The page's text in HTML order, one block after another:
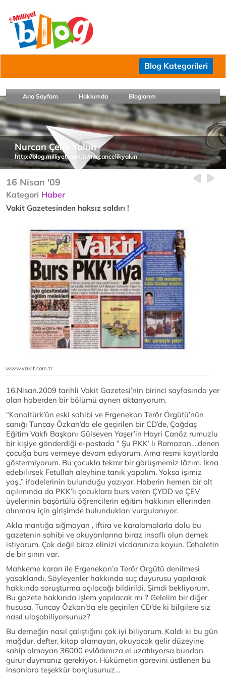
Blog Kategorileri
Ana Sayfam Hakkımda Bloglarım
Nurcan Çelik Yalun
http://blog.milliyet.com.tr/nurcancelikyalun
16 Nisan '09
Kategori Haber
Vakit Gazetesinden haksız saldırı !
www.vakit.com.tr
16.Nisan.2009 tarihli Vakit Gazetesi’nin birinci sayfasında yer
alan haberden bir bölümü aynen aktarıyorum.
“Kanaltürk’ün eski sahibi ve Ergenekon Terör Örgütü’nün
sanığı Tuncay Özkan’da ele geçirilen bir CD’de, Çağdaş
Eğitim Vakfı Başkanı Gülseven Yaşer’in Hayri Canöz rumuzlu
bir kişiye gönderdiği e-postada “ Şu PKK’ lı Ramazan….denen
çocuğa burs vermeye devam ediyorum. Ama resmi kayıtlarda
göstermiyorum. Bu çocukla tekrar bir görüşmemiz lâzım. İkna
edebilirsek Fetullah aleyhine tanık yapalım. Yoksa işimiz
yaş..” ifadelerinin bulunduğu yazıyor. Haberin hemen bir alt
açılımında da PKK’lı çocuklara burs veren ÇYDD ve ÇEV
üyelerinin başörtülü öğrencilerin eğitim hakkının ellerinden
alınması için girişimde bulundukları vurgulanıyor.
Akla mantığa sığmayan , iftira ve karalamalarla dolu bu
gazetenin sahibi ve okuyanlarına biraz insaflı olun demek
istiyorum. Çok değil biraz elinizi vicdanınıza koyun. Cehaletin
de bir sınırı var.
Mahkeme kararı ile Ergenekon’a Terör Örgütü denilmesi
yasaklandı. Söyleyenler hakkında suç duyurusu yapılarak
hakkında soruşturma açılacağı bildirildi. Şimdi bekliyorum.
Bu gazete hakkında işlem yapılacak mı ? Gelelim bir diğer
hususa. Tuncay Özkan’da ele geçirilen CD’de ki bilgilere siz
nasıl ulaşabiliyorsunuz?
Bu derneğin nasıl çalıştığını çok iyi biliyorum. Kaldı ki bu gün
mağdur, defter, kitap alamayan, okuyacak gelir düzeyine
sahip olmayan 36000 evlâdımıza el uzatılıyorsa bundan
gurur duymanız gerekiyor. Hükümetin görevini üstlenen bu
insanlara teşekkür borçlusunuz…